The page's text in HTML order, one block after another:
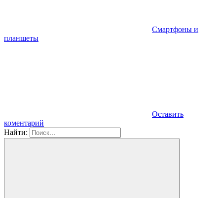
Смартфоны и
планшеты
Оставить
коментарий
Найти: